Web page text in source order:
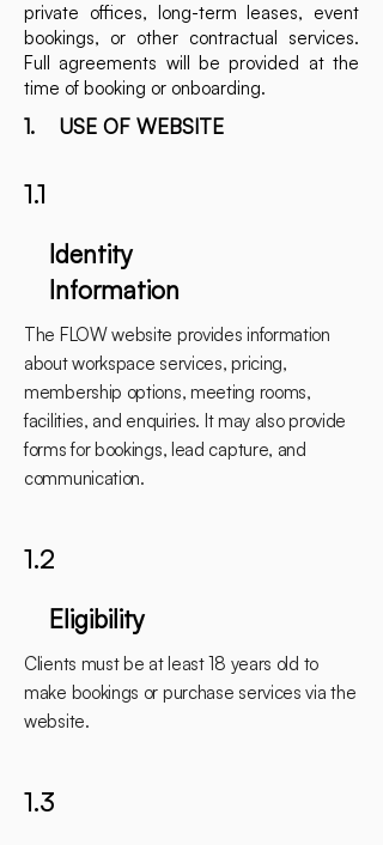
private offices, long-term leases, event
bookings, or other contractual services.
Full agreements will be provided at the
time of booking or onboarding.
1. USE OF WEBSITE
1.1
Identity
Information
The FLOW website provides information
about workspace services, pricing,
membership options, meeting rooms,
facilities, and enquiries. It may also provide
forms for bookings, lead capture, and
communication.
1.2
Eligibility
Clients must be at least 18 years old to
make bookings or purchase services via the
website.
1.3